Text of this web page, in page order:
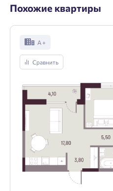
Похожие квартиры
А +
Сравнить